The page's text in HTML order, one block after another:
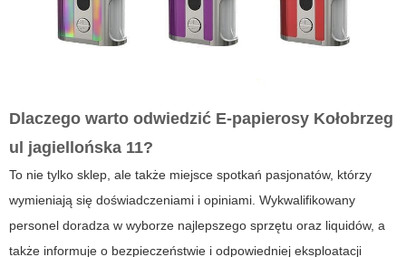
Dlaczego warto odwiedzić E-papierosy Kołobrzeg
ul jagiellońska 11?
To nie tylko sklep, ale także miejsce spotkań pasjonatów, którzy
wymieniają się doświadczeniami i opiniami. Wykwalifikowany
personel doradza w wyborze najlepszego sprzętu oraz liquidów, a
także informuje o bezpieczeństwie i odpowiedniej eksploatacji